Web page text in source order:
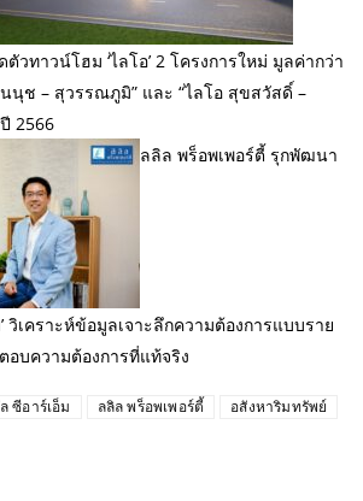
วทาวน์โฮม ‘ไลโอ’ 2 โครงการใหม่ มูลค่ากว่า
นนุช – สุวรรณภูมิ” และ “ไลโอ สุขสวัสดิ์ –
2566
ลลิล พร็อพเพอร์ตี้ รุกพัฒนา
วิเคราะห์ข้อมูลเจาะลึกความต้องการแบบราย
บความต้องการที่แท้จริง
ซีอาร์เอ็ม ลลิล พร็อพเพอร์ตี้
อสังหาริมทรัพย์